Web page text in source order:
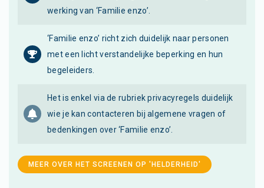
werking van ‘Familie enzo’.
‘Familie enzo’ richt zich duidelijk naar personen
met een licht verstandelijke beperking en hun
begeleiders.
Het is enkel via de rubriek privacyregels duidelijk
wie je kan contacteren bij algemene vragen of
bedenkingen over ‘Familie enzo’.
MEER OVER HET SCREENEN OP 'HELDERHEID'